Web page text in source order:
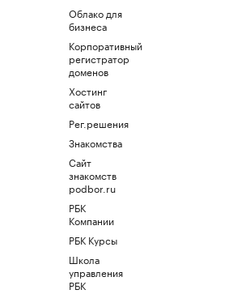
Облако для
бизнеса
Корпоративный
регистратор
доменов
Хостинг
сайтов
Рег.решения
Знакомства
Сайт
знакомств
podbor.ru
РБК
Компании
РБК Курсы
Школа
управления
РБК